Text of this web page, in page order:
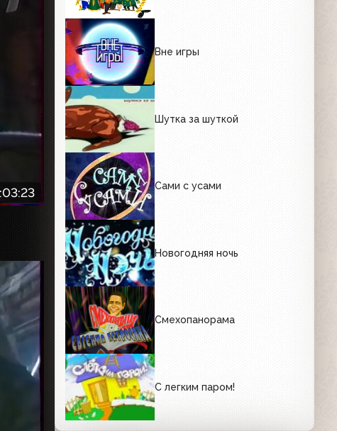
Вне игры
Шутка за шуткой
Сами с усами
Новогодняя ночь
Смехопанорама
С легким паром!